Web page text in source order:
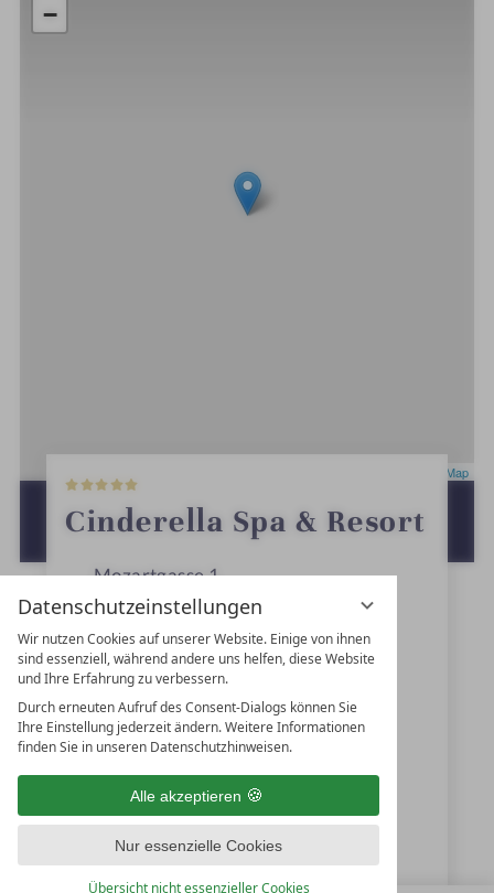
Datenschutzeinstellungen
Wir nutzen Cookies auf unserer Website. Einige von ihnen
sind essenziell, während andere uns helfen, diese Website
und Ihre Erfahrung zu verbessern.
Durch erneuten Aufruf des Consent-Dialogs können Sie
Ihre Einstellung jederzeit ändern. Weitere Informationen
finden Sie in unseren Datenschutzhinweisen.
Alle akzeptieren
Nur essenzielle Cookies
Übersicht nicht essenzieller Cookies
−
OpenStreetMap
ZUR ROUTENPLANUNG MIT GOOGLE
MAPS
t
e
n
e
Cinderella Spa & Resort
Mozartgasse 1
5562Obertauern
Salzburg
Österreich
+43 6456-20000
hotel@cinderella.at
www.cinderella-obertauern.at